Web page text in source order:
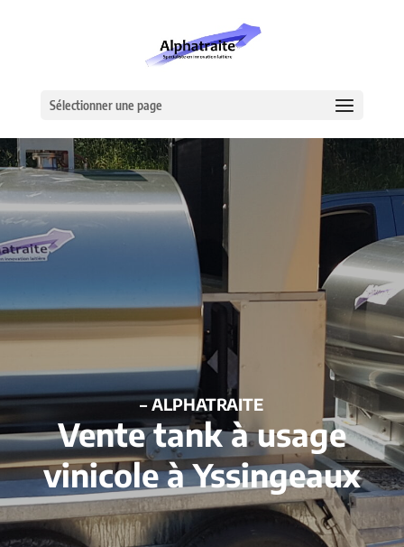
Sélectionner une page
– ALPHATRAITE
Vente tank à usage
vinicole à Yssingeaux